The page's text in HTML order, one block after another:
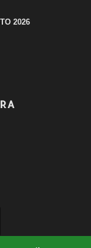
2026